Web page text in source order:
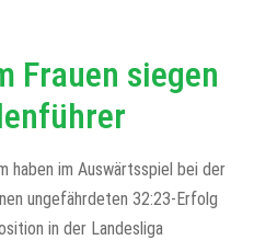
Frauen siegen
haben im Auswärtsspiel bei der
ungefährdeten 32:23-Erfolg
in der Landesliga